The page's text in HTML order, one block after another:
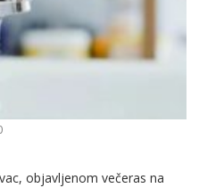
objavljenom večeras na